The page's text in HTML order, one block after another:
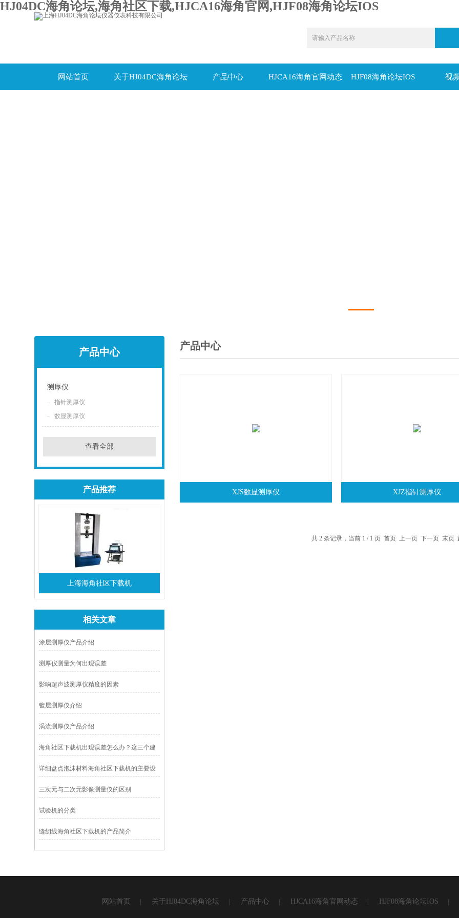
HJ04DC海角论坛,海角社区下载,HJCA16海角官网,HJF08海角论坛IOS
网站首页 关于HJ04DC海角论坛 产品中心 HJCA16海角官网动态 HJF08海角论坛IOS 视
产品中心
测厚仪
指针测厚仪
数显测厚仪
查看全部
产品推荐
上海海角社区下载机
相关文章
涂层测厚仪产品介绍
测厚仪测量为何出现误差
影响超声波测厚仪精度的因素
镀层测厚仪介绍
涡流测厚仪产品介绍
海角社区下载机出现误差怎么办？这三个建
详细盘点泡沫材料海角社区下载机的主要设
三次元与二次元影像测量仪的区别
试验机的分类
缝纫线海角社区下载机的产品简介
产品中心
XJS数显测厚仪 XJZ指针测厚仪
共 2 条记录，当前 1 / 1 页 首页 上一页 下一页 末页
网站首页 关于HJ04DC海角论坛 产品中心 HJCA16海角官网动态 HJF08海角论坛IOS